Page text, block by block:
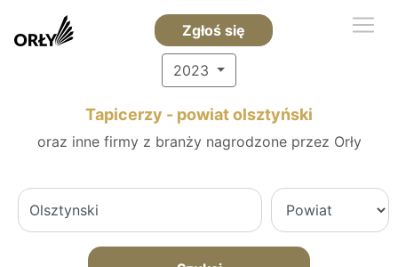
Zgłoś się
2023
Tapicerzy - powiat olsztyński
oraz inne firmy z branży nagrodzone przez Orły